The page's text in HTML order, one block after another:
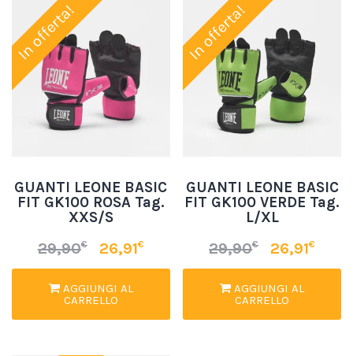
In offerta!
GUANTI LEONE BASIC
FIT GK100 ROSA Tag.
XXS/S
29,90€ 26,91€
AGGIUNGI AL
CARRELLO
In offerta!
GUANTI LEONE BASIC
FIT GK100 VERDE Tag.
L/XL
29,90€ 26,91€
AGGIUNGI AL
CARRELLO